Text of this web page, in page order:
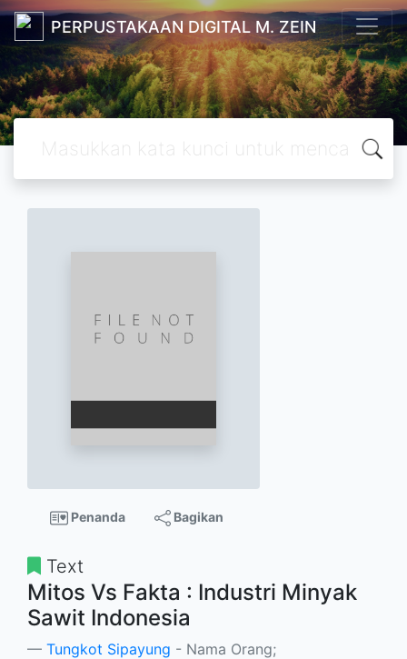
PERPUSTAKAAN DIGITAL M. ZEIN
Penanda Bagikan
Text
Mitos Vs Fakta : Industri Minyak
Sawit Indonesia
Tungkot Sipayung - Nama Orang;